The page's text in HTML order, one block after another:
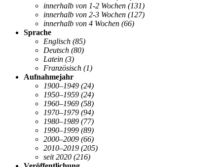
innerhalb von 1-2 Wochen (131)
innerhalb von 2-3 Wochen (127)
innerhalb von 4 Wochen (66)
Sprache
Englisch (85)
Deutsch (80)
Latein (3)
Französisch (1)
Aufnahmejahr
1900–1949 (24)
1950–1959 (24)
1960–1969 (58)
1970–1979 (94)
1980–1989 (77)
1990–1999 (89)
2000–2009 (66)
2010–2019 (205)
seit 2020 (216)